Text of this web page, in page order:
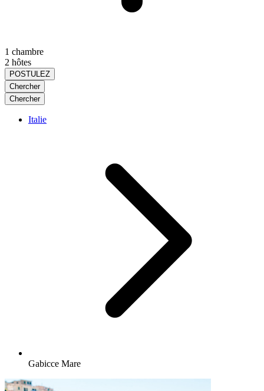
1 chambre
2 hôtes
POSTULEZ
Chercher
Chercher
Italie
Gabicce Mare